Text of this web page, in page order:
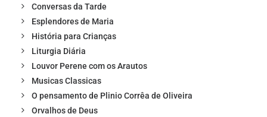
Conversas da Tarde
Esplendores de Maria
História para Crianças
Liturgia Diária
Louvor Perene com os Arautos
Musicas Classicas
O pensamento de Plinio Corrêa de Oliveira
Orvalhos de Deus